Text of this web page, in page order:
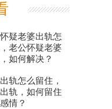
疑老婆出轨怎
老公怀疑老婆
如何解决？
轨怎么留住，
轨，如何留住
情？